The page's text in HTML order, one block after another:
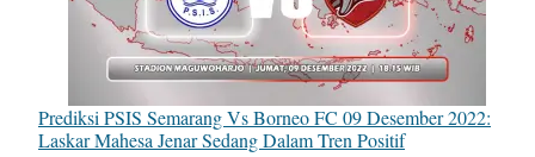
Prediksi PSIS Semarang Vs Borneo FC 09 Desember 2022:
Laskar Mahesa Jenar Sedang Dalam Tren Positif